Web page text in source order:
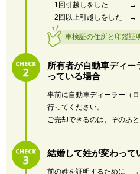
1回引越しをした →
2回以上引越しをした →
車検証の住所と印鑑証
所有者が自動車ディー
っている場合
事前に自動車ディーラー（
行ってください。
ご売却できるのは、そのあと
結婚して姓が変わって
前の姓を証明するために